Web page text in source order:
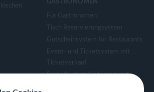
GASTRONOMEN
Für Gastronomen
Tisch Reservierungsystem
Gutscheinsystem für Restaurants
Event- und Ticketsystem mit
Ticketverkauf
Bestellsystem Lieferung und